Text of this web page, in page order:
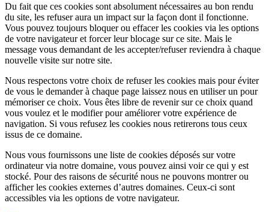
Du fait que ces cookies sont absolument nécessaires au bon rendu
du site, les refuser aura un impact sur la façon dont il fonctionne.
Vous pouvez toujours bloquer ou effacer les cookies via les options
de votre navigateur et forcer leur blocage sur ce site. Mais le
message vous demandant de les accepter/refuser reviendra à chaque
nouvelle visite sur notre site.
Nous respectons votre choix de refuser les cookies mais pour éviter
de vous le demander à chaque page laissez nous en utiliser un pour
mémoriser ce choix. Vous êtes libre de revenir sur ce choix quand
vous voulez et le modifier pour améliorer votre expérience de
navigation. Si vous refusez les cookies nous retirerons tous ceux
issus de ce domaine.
Nous vous fournissons une liste de cookies déposés sur votre
ordinateur via notre domaine, vous pouvez ainsi voir ce qui y est
stocké. Pour des raisons de sécurité nous ne pouvons montrer ou
afficher les cookies externes d’autres domaines. Ceux-ci sont
accessibles via les options de votre navigateur.